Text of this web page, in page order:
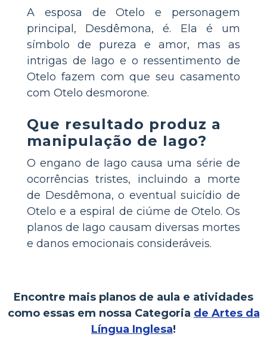
A esposa de Otelo e personagem
principal, Desdêmona, é. Ela é um
símbolo de pureza e amor, mas as
intrigas de Iago e o ressentimento de
Otelo fazem com que seu casamento
com Otelo desmorone.
Que resultado produz a
manipulação de Iago?
O engano de Iago causa uma série de
ocorrências tristes, incluindo a morte
de Desdêmona, o eventual suicídio de
Otelo e a espiral de ciúme de Otelo. Os
planos de Iago causam diversas mortes
e danos emocionais consideráveis.
Encontre mais planos de aula e atividades
como essas em nossa Categoria de Artes da
Língua Inglesa!